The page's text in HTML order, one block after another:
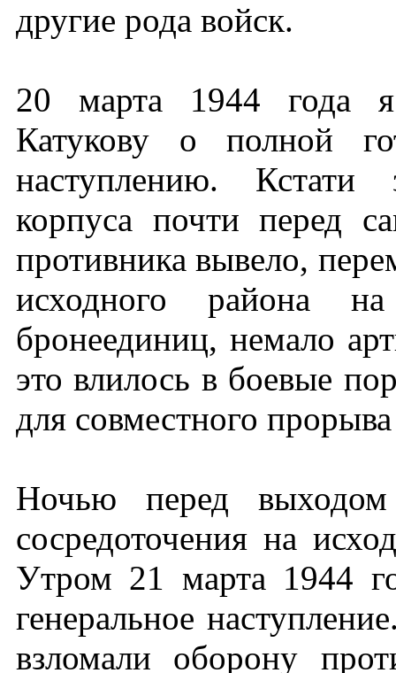
другие рода войск.
20 марта 1944 года
Катукову о полной
наступлению. Кстати
корпуса почти перед
противника вывело,
исходного района
бронеединиц, немало
это влилось в боевые
для совместного
Ночью перед
сосредоточения на
Утром 21 марта 1944
генеральное
взломали оборону